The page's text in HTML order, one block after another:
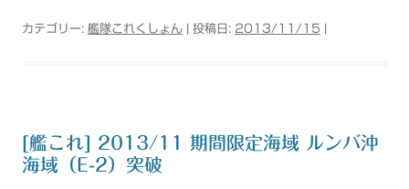
カテゴリー: 艦隊これくしょん | 投稿日: 2013/11/15
[艦これ] 2013/11 期間限定海域 ルンバ沖
海域（E-2）突破